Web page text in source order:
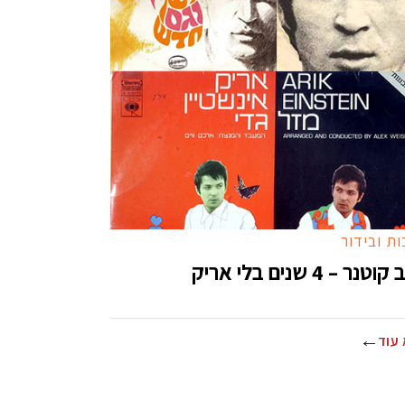
ובידור
– 4 שנים בלי אריק
עוד